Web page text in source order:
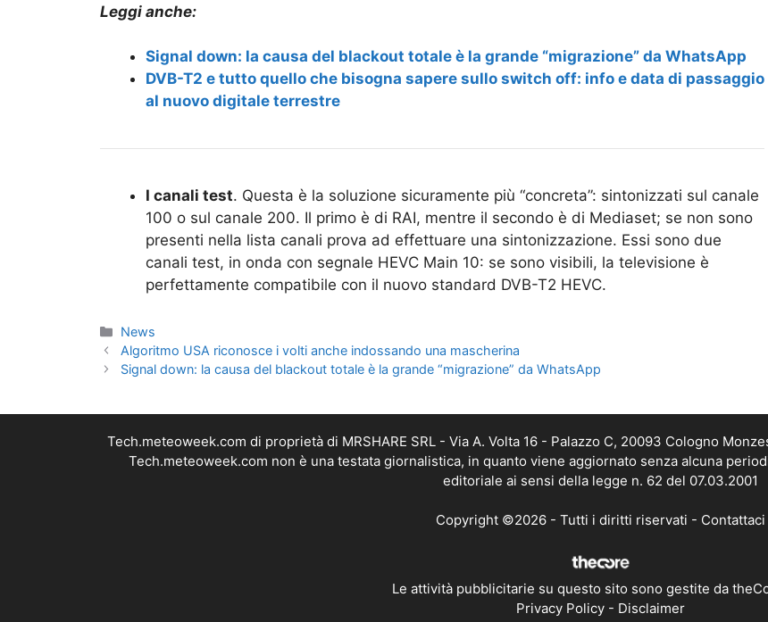
Leggi anche:
Signal down: la causa del blackout totale è la grande “migrazione” da WhatsApp
DVB-T2 e tutto quello che bisogna sapere sullo switch off: info e data di passaggio
al nuovo digitale terrestre
I canali test. Questa è la soluzione sicuramente più “concreta”: sintonizzati sul canale
100 o sul canale 200. Il primo è di RAI, mentre il secondo è di Mediaset; se non sono
presenti nella lista canali prova ad effettuare una sintonizzazione. Essi sono due
canali test, in onda con segnale HEVC Main 10: se sono visibili, la televisione è
perfettamente compatibile con il nuovo standard DVB-T2 HEVC.
Categorie
News
Algoritmo USA riconosce i volti anche indossando una mascherina
Signal down: la causa del blackout totale è la grande “migrazione” da WhatsApp
Tech.meteoweek.com di proprietà di MRSHARE SRL - Via A. Volta 16 - Palazzo C, 20093 Cologno
Tech.meteoweek.com non è una testata giornalistica, in quanto viene aggiornato senza alcuna
editoriale ai sensi della legge n. 62 del 07.03.2001
Copyright ©2026 - Tutti i diritti riservati - Contattaci
Le attività pubblicitarie su questo sito sono gestite da
Privacy Policy- Disclaimer